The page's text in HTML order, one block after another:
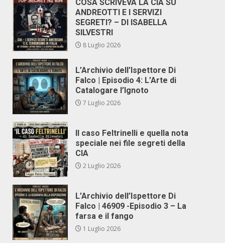
COSA SCRIVEVA LA CIA SU
ANDREOTTI E I SERVIZI
SEGRETI? – DI ISABELLA
SILVESTRI
8 Luglio 2026
L’Archivio dell’Ispettore Di
Falco | Episodio 4: L’Arte di
Catalogare l’Ignoto
7 Luglio 2026
Il caso Feltrinelli e quella nota
speciale nei file segreti della
CIA
2 Luglio 2026
L’Archivio dell’Ispettore Di
Falco | 46909 -Episodio 3 – La
farsa e il fango
1 Luglio 2026